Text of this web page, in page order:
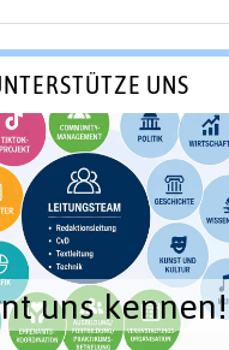
UNS
uns kennen!